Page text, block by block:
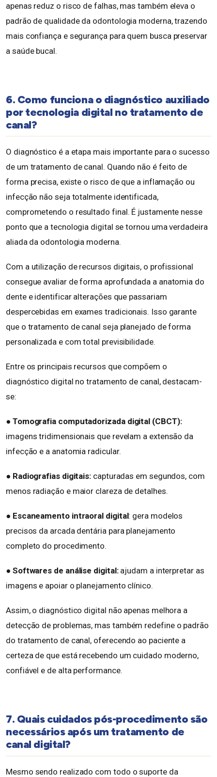
apenas reduz o risco de falhas, mas também eleva o
padrão de qualidade da odontologia moderna, trazendo
mais confiança e segurança para quem busca preservar
a saúde bucal.
6. Como funciona o diagnóstico auxiliado
por tecnologia digital no tratamento de
canal?
O diagnóstico é a etapa mais importante para o sucesso
de um tratamento de canal. Quando não é feito de
forma precisa, existe o risco de que a inflamação ou
infecção não seja totalmente identificada,
comprometendo o resultado final. É justamente nesse
ponto que a tecnologia digital se tornou uma verdadeira
aliada da odontologia moderna.
Com a utilização de recursos digitais, o profissional
consegue avaliar de forma aprofundada a anatomia do
dente e identificar alterações que passariam
despercebidas em exames tradicionais. Isso garante
que o tratamento de canal seja planejado de forma
personalizada e com total previsibilidade.
Entre os principais recursos que compõem o
diagnóstico digital no tratamento de canal, destacam-
se:
● Tomografia computadorizada digital (CBCT):
imagens tridimensionais que revelam a extensão da
infecção e a anatomia radicular.
● Radiografias digitais: capturadas em segundos, com
menos radiação e maior clareza de detalhes.
● Escaneamento intraoral digital: gera modelos
precisos da arcada dentária para planejamento
completo do procedimento.
● Softwares de análise digital: ajudam a interpretar as
imagens e apoiar o planejamento clínico.
Assim, o diagnóstico digital não apenas melhora a
detecção de problemas, mas também redefine o padrão
do tratamento de canal, oferecendo ao paciente a
certeza de que está recebendo um cuidado moderno,
confiável e de alta performance.
7. Quais cuidados pós-procedimento são
necessários após um tratamento de
canal digital?
Mesmo sendo realizado com todo o suporte da